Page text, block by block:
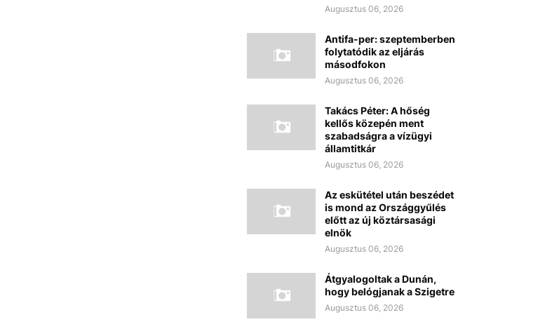
Augusztus 06, 2026
Antifa-per: szeptemberben
folytatódik az eljárás
másodfokon
Augusztus 06, 2026
Takács Péter: A hőség
kellős közepén ment
szabadságra a vízügyi
államtitkár
Augusztus 06, 2026
Az eskütétel után beszédet
is mond az Országgyűlés
előtt az új köztársasági
elnök
Augusztus 06, 2026
Átgyalogoltak a Dunán,
hogy belógjanak a Szigetre
Augusztus 06, 2026